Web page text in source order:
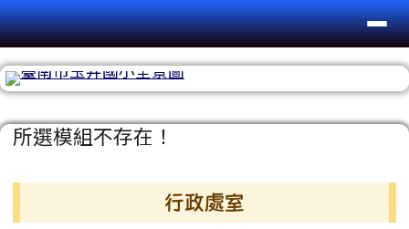
跳至主內容區
台南市玉井國小
導覽列
主內容區域
所選模組不存在！
行政處室
頁尾區域